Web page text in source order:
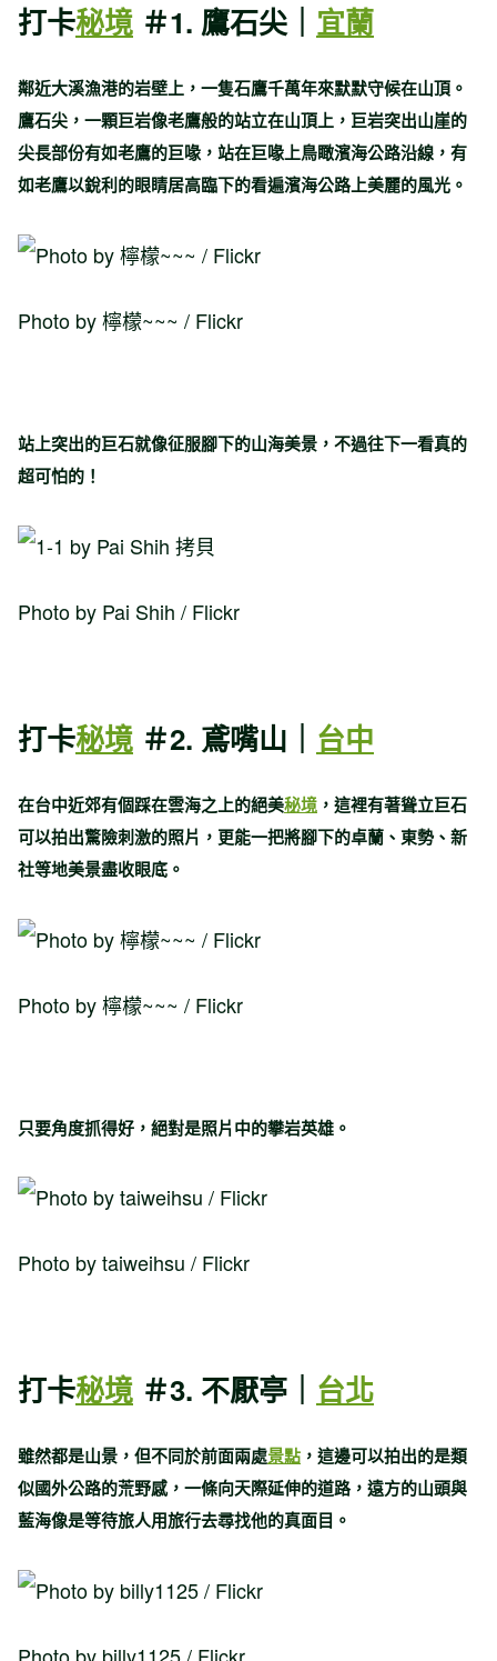
打卡秘境 ＃1. 鷹石尖｜ 宜蘭
鄰近大溪漁港的岩壁上，一隻石鷹千萬年來默默守候在山頂。
鷹石尖，一顆巨岩像老鷹般的站立在山頂上，巨岩突出山崖的
尖長部份有如老鷹的巨喙，站在巨喙上鳥瞰濱海公路沿線，有
如老鷹以銳利的眼睛居高臨下的看遍濱海公路上美麗的風光。
Photo by 檸檬~~~ / Flickr
站上突出的巨石就像征服腳下的山海美景，不過往下一看真的
超可怕的！
Photo by Pai Shih / Flickr
打卡秘境 ＃2. 鳶嘴山｜ 台中
在台中近郊有個踩在雲海之上的絕美秘境 ，這裡有著聳立巨石
可以拍出驚險刺激的照片，更能一把將腳下的卓蘭、東勢、新
社等地美景盡收眼底。
Photo by 檸檬~~~ / Flickr
只要角度抓得好，絕對是照片中的攀岩英雄。
Photo by taiweihsu / Flickr
打卡秘境 ＃3. 不厭亭｜ 台北
雖然都是山景，但不同於前面兩處景點 ，這邊可以拍出的是類
似國外公路的荒野感，一條向天際延伸的道路，遠方的山頭與
藍海像是等待旅人用旅行去尋找他的真面目。